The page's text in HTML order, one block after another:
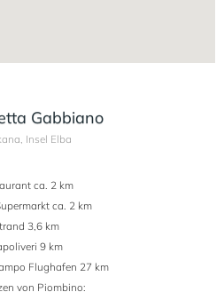
Gabbiano
Insel Elba
ca. 2 km
ca. 2 km
3,6 km
9 km
Flughafen 27 km
von Piombino: